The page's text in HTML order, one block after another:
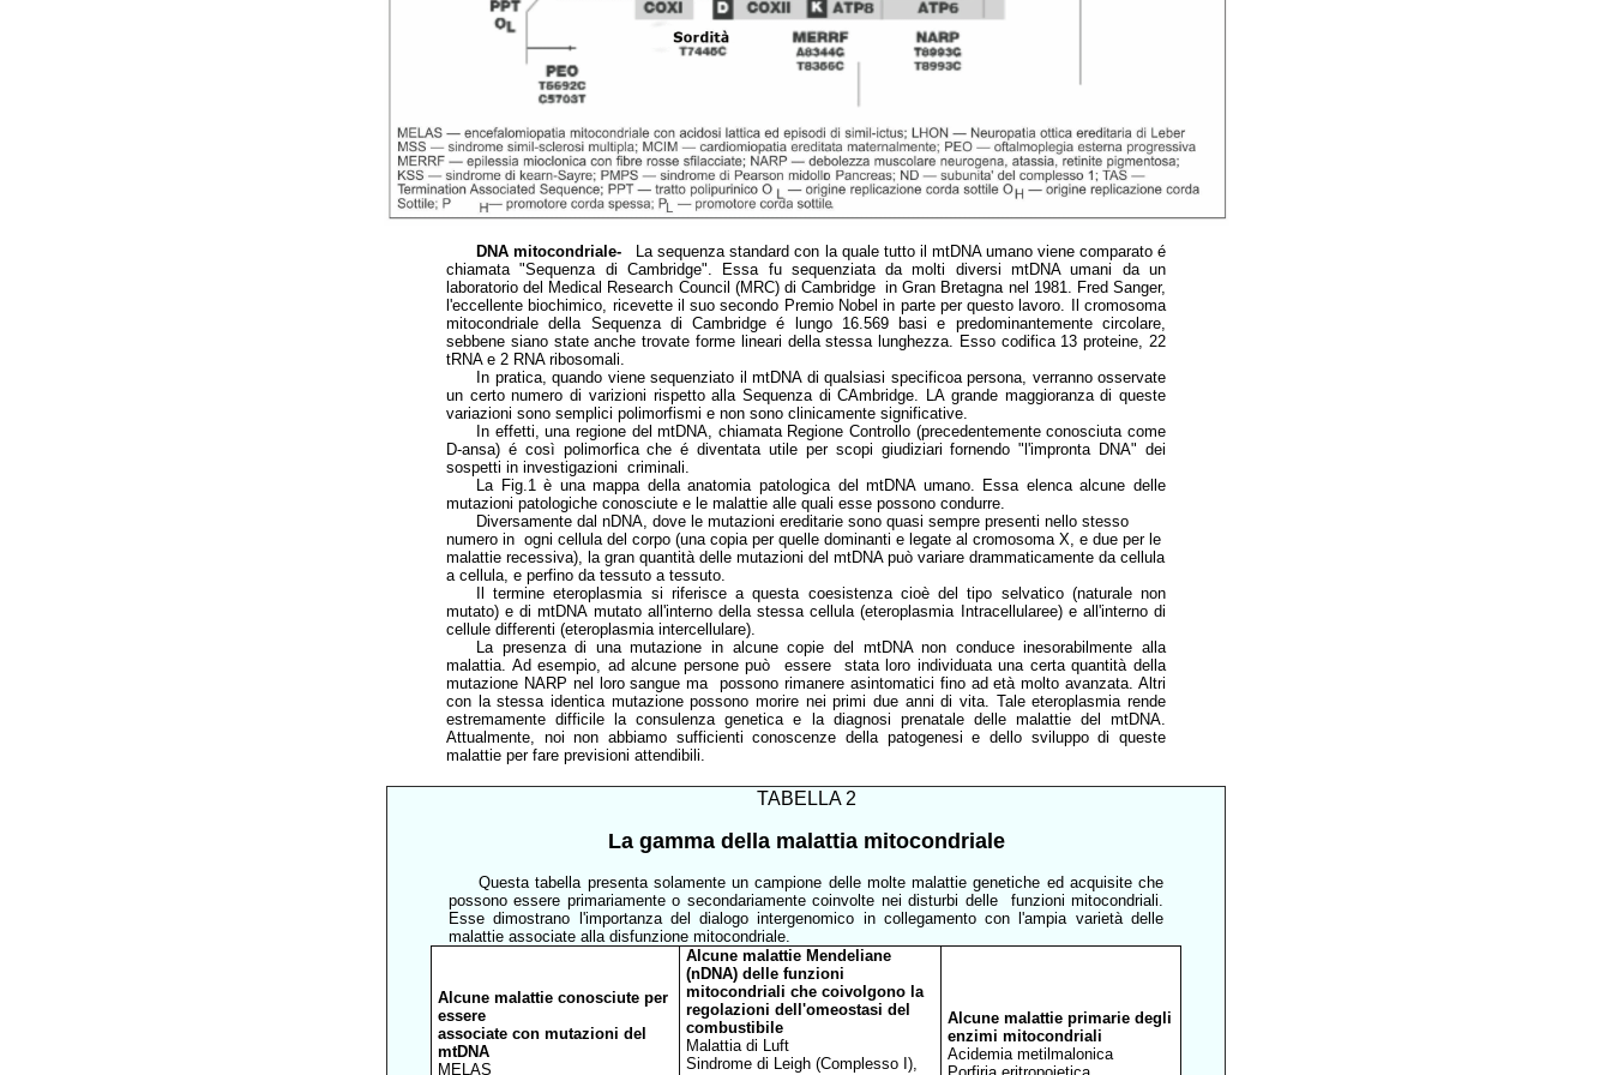
DNA mitocondriale-
La sequenza standard con la quale tutto il mtDNA umano viene comparato é
chiamata "Sequenza di Cambridge". Essa fu sequenziata da molti diversi mtDNA umani da un
laboratorio del Medical Research Council (MRC) di Cambridge in Gran Bretagna nel 1981. Fred Sanger,
l'eccellente biochimico, ricevette il suo secondo Premio Nobel in parte per questo lavoro. Il cromosoma
mitocondriale della Sequenza di Cambridge é lungo 16.569 basi e predominantemente circolare,
sebbene siano state anche trovate forme lineari della stessa lunghezza. Esso codifica 13 proteine, 22
tRNA e 2 RNA ribosomali.
In pratica, quando viene sequenziato il mtDNA di qualsiasi specificoa persona, verranno osservate
un certo numero di varizioni rispetto alla Sequenza di CAmbridge. LA grande maggioranza di queste
variazioni sono semplici polimorfismi e non sono clinicamente significative.
In effetti, una regione del mtDNA, chiamata Regione Controllo (precedentemente conosciuta come
D-ansa) é così polimorfica che é diventata utile per scopi giudiziari fornendo "l'impronta DNA" dei
sospetti in investigazioni criminali.
La Fig.1 è una mappa della anatomia patologica del mtDNA umano. Essa elenca alcune delle
mutazioni patologiche conosciute e le malattie alle quali esse possono condurre.
Diversamente dal nDNA, dove le mutazioni ereditarie sono quasi sempre presenti nello stesso
numero in ogni cellula del corpo (una copia per quelle dominanti e legate al cromosoma X, e due per le
malattie recessiva), la gran quantità delle mutazioni del mtDNA può variare drammaticamente da cellula
a cellula, e perfino da tessuto a tessuto.
Il termine eteroplasmia si riferisce a questa coesistenza cioè del tipo selvatico (naturale non
mutato) e di mtDNA mutato all'interno della stessa cellula (eteroplasmia Intracellularee) e all'interno di
cellule differenti (eteroplasmia intercellulare).
La presenza di una mutazione in alcune copie del mtDNA non conduce inesorabilmente alla
malattia. Ad esempio, ad alcune persone può essere stata loro individuata una certa quantità della
mutazione NARP nel loro sangue ma possono rimanere asintomatici fino ad età molto avanzata. Altri
con la stessa identica mutazione possono morire nei primi due anni di vita. Tale eteroplasmia rende
estremamente difficile la consulenza genetica e la diagnosi prenatale delle malattie del mtDNA.
Attualmente, noi non abbiamo sufficienti conoscenze della patogenesi e dello sviluppo di queste
malattie per fare previsioni attendibili.
TABELLA 2
La gamma della malattia mitocondriale
Questa tabella presenta solamente un campione delle molte malattie genetiche ed acquisite che
possono essere primariamente o secondariamente coinvolte nei disturbi delle funzioni mitocondriali.
Esse dimostrano l'importanza del dialogo intergenomico in collegamento con l'ampia varietà delle
malattie associate alla disfunzione mitocondriale.
Alcune malattie conosciute per
essere
associate con mutazioni del
mtDNA
MELAS
Alcune malattie Mendeliane
(nDNA) delle funzioni
mitocondriali che coivolgono la
regolazioni dell'omeostasi del
combustibile
Malattia di Luft
Sindrome di Leigh (Complesso I),
Alcune malattie primarie degli
enzimi mitocondriali
Acidemia metilmalonica